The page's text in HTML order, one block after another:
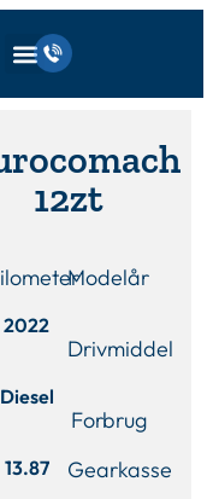
12zt
Modelår
2022
Drivmiddel
Diesel
Forbrug
13.87 Gearkasse